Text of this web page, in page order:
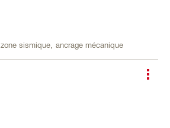
zone sismique, ancrage mécanique